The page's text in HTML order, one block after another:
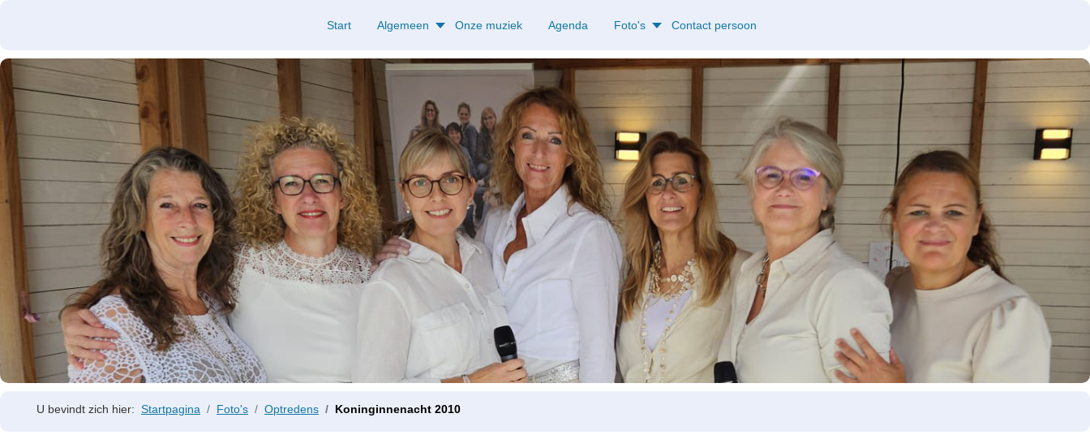
Start Algemeen Onze muziek Agenda Foto's Contact persoon
U bevindt zich hier: Startpagina Foto's Optredens Koninginnenacht 2010